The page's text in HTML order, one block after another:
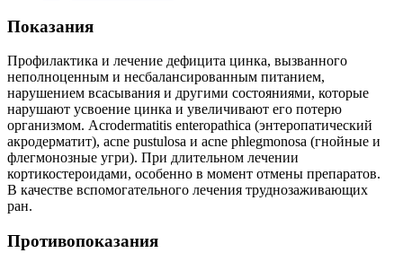
Показания
Профилактика и лечение дефицита цинка, вызванного
неполноценным и несбалансированным питанием,
нарушением всасывания и другими состояниями, которые
нарушают усвоение цинка и увеличивают его потерю
организмом. Acrodermatitis enteropathica (энтеропатический
акродерматит), acne pustulosa и acne phlegmonosa (гнойные и
флегмонозные угри). При длительном лечении
кортикостероидами, особенно в момент отмены препаратов.
В качестве вспомогательного лечения труднозаживающих
ран.
Противопоказания